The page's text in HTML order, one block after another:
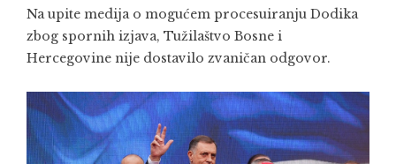
Na upite medija o mogućem procesuiranju Dodika
zbog spornih izjava, Tužilaštvo Bosne i
Hercegovine nije dostavilo zvaničan odgovor.